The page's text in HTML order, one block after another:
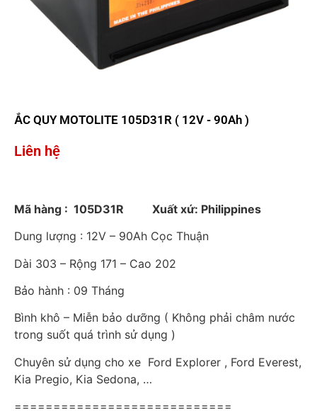
ẮC QUY MOTOLITE 105D31R ( 12V - 90Ah )
Liên hệ
Mã hàng : 105D31R Xuất xứ: Philippines
Dung lượng : 12V – 90Ah Cọc Thuận
Dài 303 – Rộng 171 – Cao 202
Bảo hành : 09 Tháng
Bình khô – Miễn bảo dưỡng ( Không phải châm nước
trong suốt quá trình sử dụng )
Chuyên sử dụng cho xe Ford Explorer , Ford Everest,
Kia Pregio, Kia Sedona, …
============================